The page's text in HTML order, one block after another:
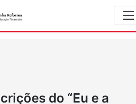
do “Eu e a